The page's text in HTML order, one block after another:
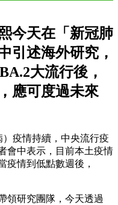
今天在「新冠肺
引述海外研究，
大流行後，
應可度過未來
）疫情持續，中央流行疫
會中表示，目前本土疫情
疫情到低點數週後，
領研究團隊，今天透過